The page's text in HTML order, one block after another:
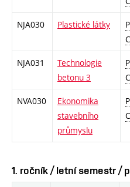
NJA030 Plastické látky
NJA031
Technologie
betonu 3
NVA030
Ekonomika
stavebního
průmyslu
1. ročník / letní semestr /